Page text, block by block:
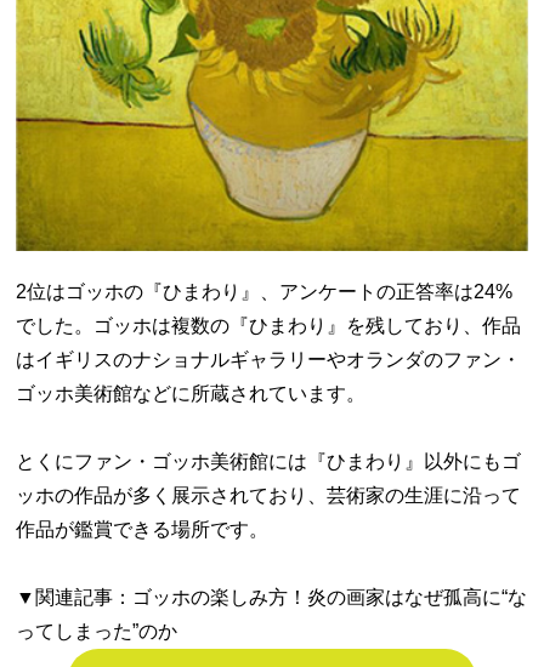
2位はゴッホの『ひまわり』、アンケートの正答率は24%
でした。ゴッホは複数の『ひまわり』を残しており、作品
はイギリスのナショナルギャラリーやオランダのファン・
ゴッホ美術館などに所蔵されています。
とくにファン・ゴッホ美術館には『ひまわり』以外にもゴ
ッホの作品が多く展示されており、芸術家の生涯に沿って
作品が鑑賞できる場所です。
▼関連記事：ゴッホの楽しみ方！炎の画家はなぜ孤高に“な
ってしまった”のか